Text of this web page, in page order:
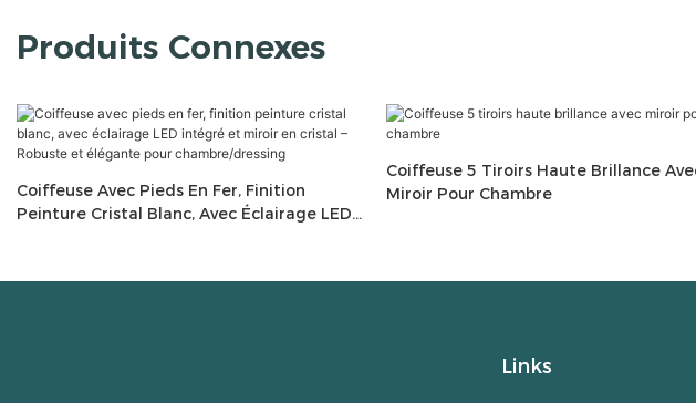
Produits Connexes
Coiffeuse Avec Pieds En Fer, Finition
Peinture Cristal Blanc, Avec Éclairage LED
Coiffeuse 5 Tiroirs Haute Brillance
Miroir Pour Chambre
Links